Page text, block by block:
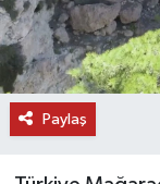
Paylaş
EĞİTİM
TURİZM
RÖPORTAJ
VİDEO